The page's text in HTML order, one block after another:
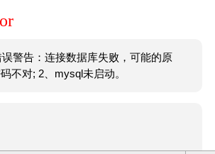
警告：连接数据库失败，可能的原
不对; 2、mysql未启动。